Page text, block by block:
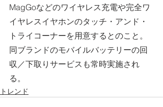
MagGoなどのワイヤレス充電や完全ワ
イヤレスイヤホンのタッチ・アンド・
トライコーナーを用意するとのこと。
同ブランドのモバイルバッテリーの回
収／下取りサービスも常時実施され
る。
トレンド